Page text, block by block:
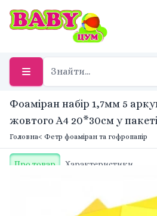
Фоаміран набір 1,7мм 5
жовтого А4 20*30см у
Головна< Фетр фоаміран та гофропапір
Про товар Характеристики